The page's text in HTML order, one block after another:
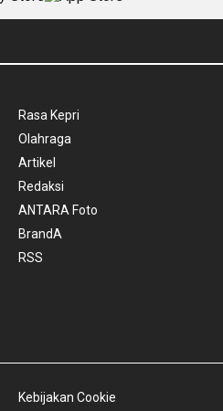
Rasa Kepri
Olahraga
Artikel
Redaksi
ANTARA Foto
BrandA
RSS
Kebijakan Cookie